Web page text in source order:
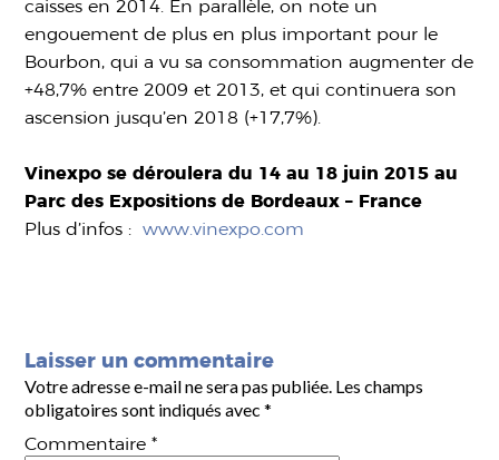
caisses en 2014. En parallèle, on note un
engouement de plus en plus important pour le
Bourbon, qui a vu sa consommation augmenter de
+48,7% entre 2009 et 2013, et qui continuera son
ascension jusqu’en 2018 (+17,7%).
Vinexpo se déroulera du 14 au 18 juin 2015 au
Parc des Expositions de Bordeaux – France
Plus d’infos :www.vinexpo.com
Laisser un commentaire
Votre adresse e-mail ne sera pas publiée. Les champs
obligatoires sont indiqués avec*
Commentaire*